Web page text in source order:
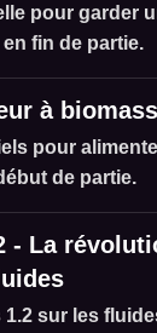
pour garder
fin de partie.
à
pour
de partie.
- La
sur les